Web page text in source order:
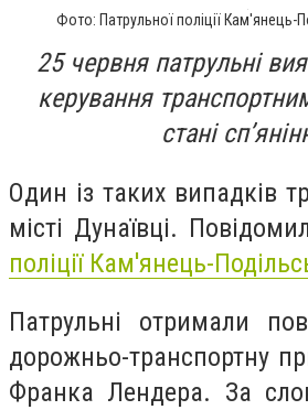
Фото: Патрульної поліції Кам'янець-
25 червня патрульні
керування
стані
Один із таких випадків
місті Дунаївці.
поліції Кам'янець-
Патрульні отримали
дорожньо-транспортну
Франка Лендера. За